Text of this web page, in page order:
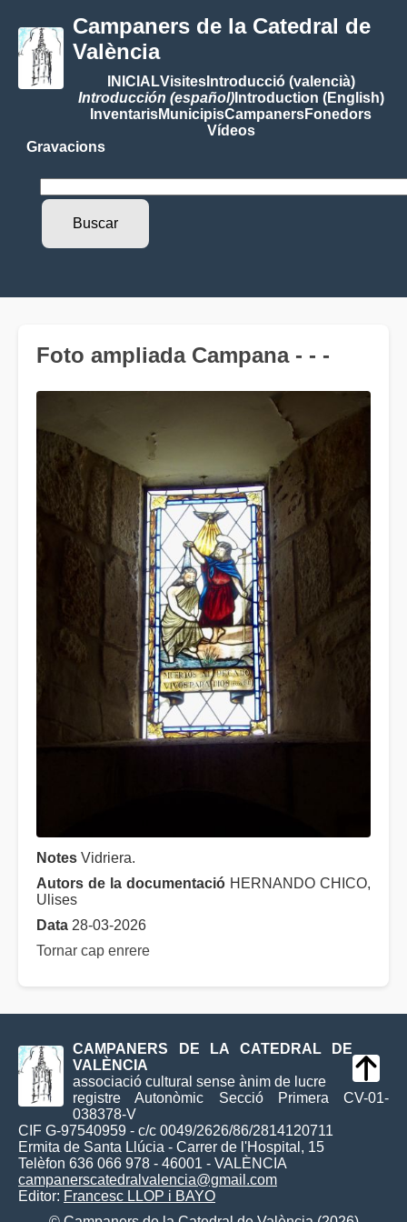
Campaners de la Catedral de
València
INICIALVisitesIntroducció (valencià)
Introducción (español)Introduction (English)
InventarisMunicipisCampanersFonedors
Vídeos
Gravacions
Foto ampliada Campana - - -
Notes Vidriera.
Autors de la documentació HERNANDO CHICO,
Ulises
Data 28-03-2026
Tornar cap enrere
CAMPANERS DE LA CATEDRAL DE
VALÈNCIA
associació cultural sense ànim de lucre
registre Autonòmic Secció Primera CV-01-
038378-V
CIF G-97540959 - c/c 0049/2626/86/2814120711
Ermita de Santa Llúcia - Carrer de l'Hospital, 15
Telèfon 636 066 978 - 46001 - VALÈNCIA
campanerscatedralvalencia@gmail.com
Editor: Francesc LLOP i BAYO